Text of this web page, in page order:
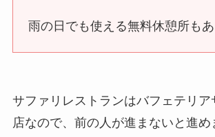
雨の日でも使える無料休憩所もあ
サファリレストランはバフェテリア
店なので、前の人が進まないと進め